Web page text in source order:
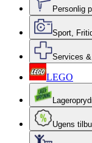
Personlig
Sport,
Services
LEGO
Ugens